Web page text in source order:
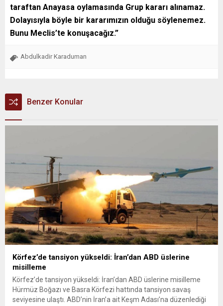
taraftan Anayasa oylamasında Grup kararı alınamaz.
Dolayısıyla böyle bir kararımızın olduğu söylenemez.
Bunu Meclis’te konuşacağız.”
Abdulkadir Karaduman
Benzer Konular
Körfez’de tansiyon yükseldi: İran’dan ABD üslerine
misilleme
Körfez’de tansiyon yükseldi: İran’dan ABD üslerine misilleme
Hürmüz Boğazı ve Basra Körfezi hattında tansiyon savaş
seviyesine ulaştı. ABD’nin İran’a ait Keşm Adası’na düzenlediği